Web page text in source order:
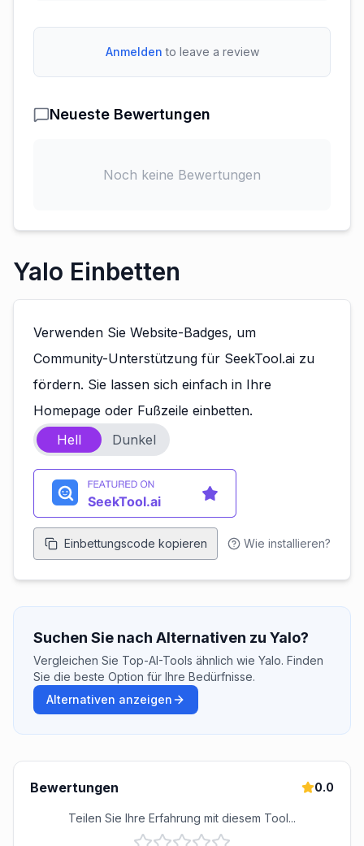
Anmelden to leave a review
Neueste Bewertungen
Noch keine Bewertungen
Yalo Einbetten
Verwenden Sie Website-Badges, um
Community-Unterstützung für SeekTool.ai zu
fördern. Sie lassen sich einfach in Ihre
Homepage oder Fußzeile einbetten.
Hell
Dunkel
Einbettungscode kopieren Wie installieren?
Suchen Sie nach Alternativen zu Yalo?
Vergleichen Sie Top-AI-Tools ähnlich wie Yalo. Finden
Sie die beste Option für Ihre Bedürfnisse.
Alternativen anzeigen
Bewertungen 0.0
Teilen Sie Ihre Erfahrung mit diesem Tool...